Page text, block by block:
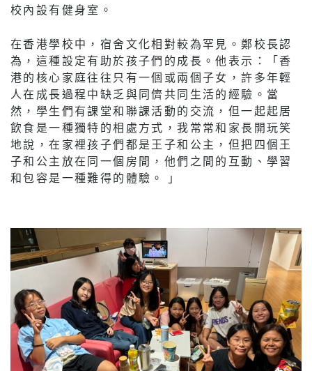
校內設有健身室。
在香港學校中，宿舍文化相對較為罕見。鄭校長認
為，這種設定有助於孩子們的成長。他表示：「香
港的核心家庭往往只有一個或兩個子女，許多年輕
人在成長過程中缺乏與同儕共同生活的經驗。當
然，學生們有課堂和聯課活動的交流，但一起起居
飲食是一種獨特的相處方式，我常常和家長開玩笑
地說，在家裡孩子們都是王子和公主，但把四個王
子和公主放在同一個房間，他們之間的互動、學習
和包容是一種難得的體驗。 」